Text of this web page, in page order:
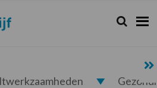
Zoeken...
Zoek